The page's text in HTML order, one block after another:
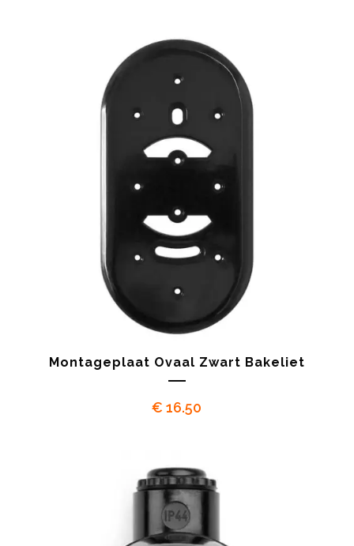
Montageplaat Ovaal Zwart Bakeliet
€ 16.50